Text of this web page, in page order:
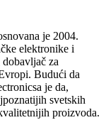
je 2004.
elektronike i
za
Budući da
je da,
svetskih
proizvoda.